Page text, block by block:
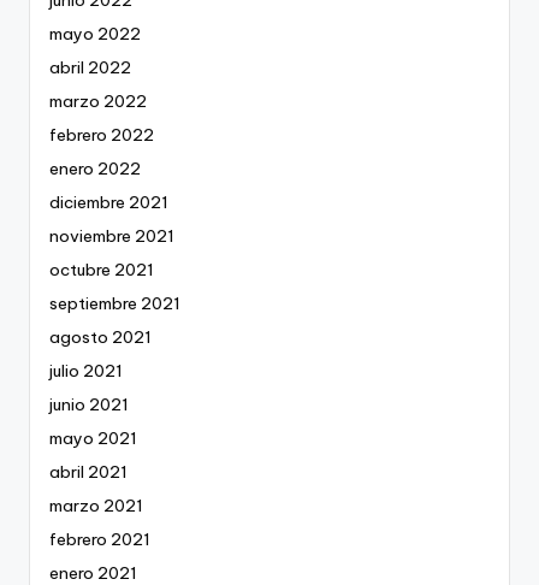
mayo 2022
abril 2022
marzo 2022
febrero 2022
enero 2022
diciembre 2021
noviembre 2021
octubre 2021
septiembre 2021
agosto 2021
julio 2021
junio 2021
mayo 2021
abril 2021
marzo 2021
febrero 2021
enero 2021